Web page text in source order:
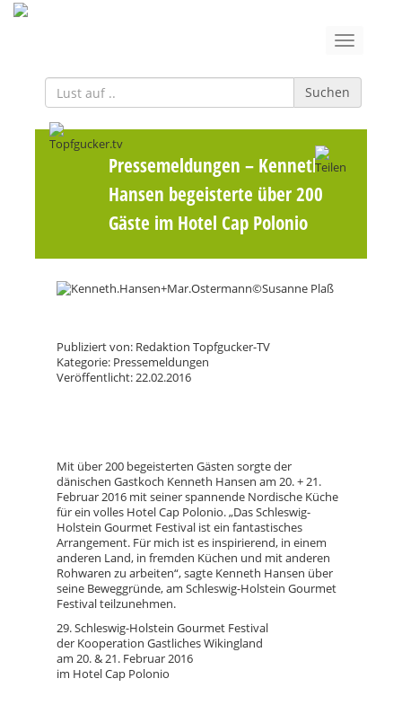
Suchen
Pressemeldungen – Kenneth
Hansen begeisterte über 200
Gäste im Hotel Cap Polonio
Publiziert von: Redaktion Topfgucker-TV
Kategorie: Pressemeldungen
Veröffentlicht: 22.02.2016
Mit über 200 begeisterten Gästen sorgte der
dänischen Gastkoch Kenneth Hansen am 20. + 21.
Februar 2016 mit seiner spannende Nordische Küche
für ein volles Hotel Cap Polonio. „Das Schleswig-
Holstein Gourmet Festival ist ein fantastisches
Arrangement. Für mich ist es inspirierend, in einem
anderen Land, in fremden Küchen und mit anderen
Rohwaren zu arbeiten“, sagte Kenneth Hansen über
seine Beweggründe, am Schleswig-Holstein Gourmet
Festival teilzunehmen.
29. Schleswig-Holstein Gourmet Festival
der Kooperation Gastliches Wikingland
am 20. & 21. Februar 2016
im Hotel Cap Polonio